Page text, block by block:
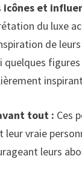
icônes et
du luxe
de
quelques
tout : Ces
vraie
leurs